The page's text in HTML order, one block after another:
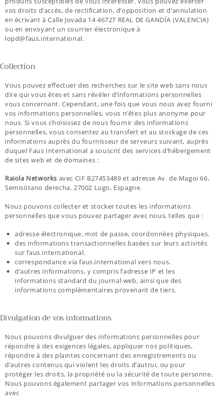
vos droits d’accès, de rectification, d’opposition et d’annulation
en écrivant à Calle Jovada 14 46727 REAL DE GANDÍA (VALENCIA)
ou en envoyant un courrier électronique à
lopd@faus.international.
Collection
Vous pouvez effectuer des recherches sur le site web sans nous
dire qui vous êtes et sans révéler d’informations personnelles
vous concernant. Cependant, une fois que vous nous avez fourni
vos informations personnelles, vous n’êtes plus anonyme pour
nous. Si vous choisissez de nous fournir des informations
personnelles, vous consentez au transfert et au stockage de ces
informations auprès du fournisseur de serveurs suivant, auprès
duquel Faus International a souscrit des services d’hébergement
de sites web et de domaines :
Raiola Networks avec CIF B27453489 et adresse Av. de Magoi 66,
Semisótano derecha, 27002 Lugo, Espagne.
Nous pouvons collecter et stocker toutes les informations
personnelles que vous pouvez partager avec nous, telles que :
adresse électronique, mot de passe, coordonnées physiques.
des informations transactionnelles basées sur leurs activités
sur faus.international.
correspondance via faus.international vers nous.
d’autres informations, y compris l’adresse IP et les
informations standard du journal web, ainsi que des
informations complémentaires provenant de tiers.
Divulgation de vos informations
Nous pouvons divulguer des informations personnelles pour
répondre à des exigences légales, appliquer nos politiques,
répondre à des plaintes concernant des enregistrements ou
d’autres contenus qui violent les droits d’autrui, ou pour
protéger les droits, la propriété ou la sécurité de toute personne.
Nous pouvons également partager vos informations personnelles
avec